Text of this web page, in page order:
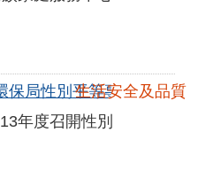
保局性別平等專案小組會議
生活安全及品質
年度召開性別平等專案小